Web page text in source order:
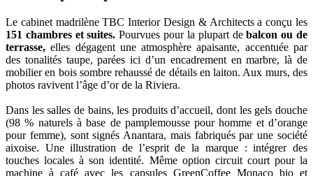
Le cabinet madrilène TBC Interior Design & Architects a conçu les
151 chambres et suites. Pourvues pour la plupart debalcon ou de
terrasse, elles dégagent une atmosphère apaisante, accentuée par
des tonalités taupe, parées ici d’un encadrement en marbre, là de
mobilier en bois sombre rehaussé de détails en laiton. Aux murs, des
photos ravivent l’âge d’or de la Riviera.
Dans les salles de bains, les produits d’accueil, dont les gels douche
(98 % naturels à base de pamplemousse pour homme et d’orange
pour femme), sont signés Anantara, mais fabriqués par une société
aixoise. Une illustration de l’esprit de la marque : intégrer des
touches locales à son identité. Même option circuit court pour la
machine à café avec les capsules GreenCoffee Monaco bio et